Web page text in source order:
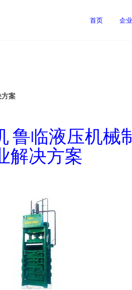
首页 企
方案
鲁临液压机械
解决方案